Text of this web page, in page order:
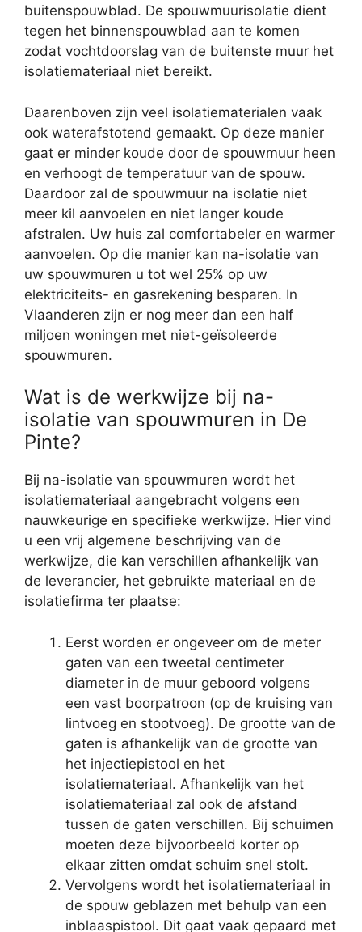
buitenspouwblad. De spouwmuurisolatie dient
tegen het binnenspouwblad aan te komen
zodat vochtdoorslag van de buitenste muur het
isolatiemateriaal niet bereikt.
Daarenboven zijn veel isolatiematerialen vaak
ook waterafstotend gemaakt. Op deze manier
gaat er minder koude door de spouwmuur heen
en verhoogt de temperatuur van de spouw.
Daardoor zal de spouwmuur na isolatie niet
meer kil aanvoelen en niet langer koude
afstralen. Uw huis zal comfortabeler en warmer
aanvoelen. Op die manier kan na-isolatie van
uw spouwmuren u tot wel 25% op uw
elektriciteits- en gasrekening besparen. In
Vlaanderen zijn er nog meer dan een half
miljoen woningen met niet-geïsoleerde
spouwmuren.
Wat is de werkwijze bij na-
isolatie van spouwmuren in De
Pinte?
Bij na-isolatie van spouwmuren wordt het
isolatiemateriaal aangebracht volgens een
nauwkeurige en specifieke werkwijze. Hier vind
u een vrij algemene beschrijving van de
werkwijze, die kan verschillen afhankelijk van
de leverancier, het gebruikte materiaal en de
isolatiefirma ter plaatse:
Eerst worden er ongeveer om de meter
gaten van een tweetal centimeter
diameter in de muur geboord volgens
een vast boorpatroon (op de kruising van
lintvoeg en stootvoeg). De grootte van de
gaten is afhankelijk van de grootte van
het injectiepistool en het
isolatiemateriaal. Afhankelijk van het
isolatiemateriaal zal ook de afstand
tussen de gaten verschillen. Bij schuimen
moeten deze bijvoorbeeld korter op
elkaar zitten omdat schuim snel stolt.
Vervolgens wordt het isolatiemateriaal in
de spouw geblazen met behulp van een
inblaaspistool. Dit gaat vaak gepaard met